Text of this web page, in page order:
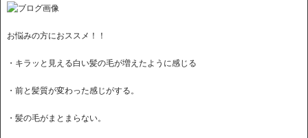
お悩みの方におススメ！！
・キラッと見える白い髪の毛が増えたように感じる
・前と髪質が変わった感じがする。
・髪の毛がまとまらない。